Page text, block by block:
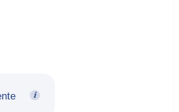
€1.647,00.